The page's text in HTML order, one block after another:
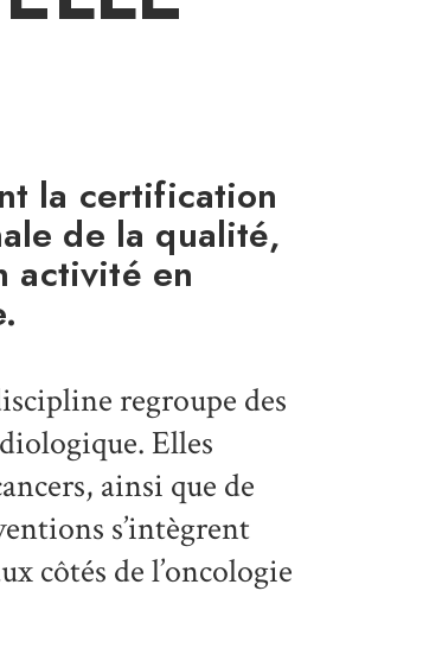
la certification
de la qualité,
activité en
regroupe des
Elles
ainsi que de
s’intègrent
côtés de l’oncologie